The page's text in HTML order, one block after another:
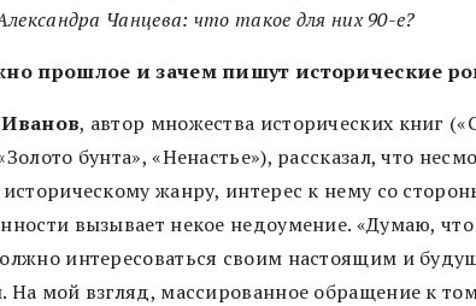
Чанцева: что такое для них 90-е?
прошлое и зачем пишут исторические
, автор множества исторических книг
бунта», «Ненастье»), рассказал, что
жанру, интерес к нему со
вызывает некое недоумение. «Думаю,
интересоваться своим настоящим и
мой взгляд, массированное обращение к